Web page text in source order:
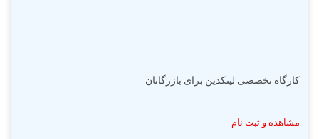
کارگاه تخصصی لینکدین برای بازرگانان
مشاهده و ثبت نام